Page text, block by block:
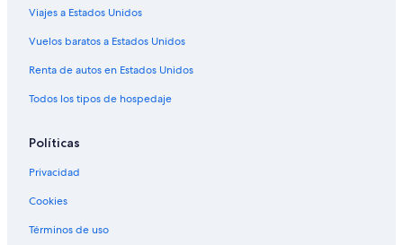
Viajes a Estados Unidos
Vuelos baratos a Estados Unidos
Renta de autos en Estados Unidos
Todos los tipos de hospedaje
Políticas
Privacidad
Cookies
Términos de uso